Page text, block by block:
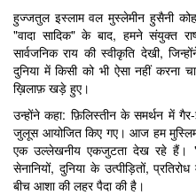
हुज्जतुल इस्लाम वल मुस्लेमीन हुसैनी
"वादा सादिक" के बाद, हमने संयुक्त
सार्वजनिक राय की स्वीकृति देखी,
दुनिया में किसी को भी ऐसा नहीं करना
ख़िलाफ़ खड़े हुए।
उन्होंने कहा: फ़िलिस्तीन के समर्थन में
जुलूस आयोजित किए गए। आज हम मुस्लिम
एक उल्लेखनीय एकजुटता देख रहे हैं।
सेनानियों, दुनिया के उत्पीड़ितों,
बीच आशा की लहर पैदा की है।